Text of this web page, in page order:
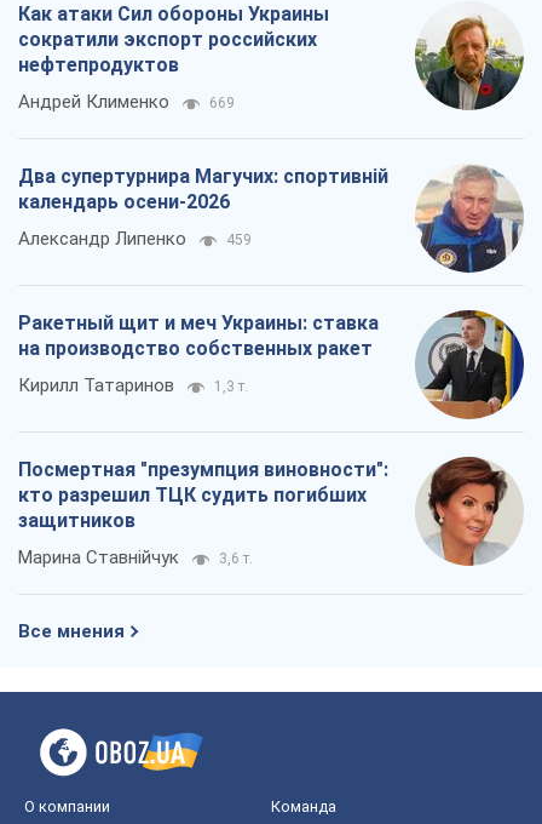
Как атаки Сил обороны Украины
сократили экспорт российских
нефтепродуктов
Андрей Клименко 669
Два супертурнира Магучих: спортивній
календарь осени-2026
Александр Липенко 459
Ракетный щит и меч Украины: ставка
на производство собственных ракет
Кирилл Татаринов 1,3 т.
Посмертная "презумпция виновности":
кто разрешил ТЦК судить погибших
защитников
Марина Ставнійчук 3,6 т.
Все мнения
О компании Команда